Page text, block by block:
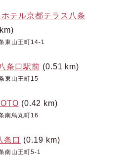
テル京都テラス八条
東山王町14-1
条口駅前 (0.51 km)
東山王町15
(0.42 km)
南烏丸町16
条口 (0.19 km)
南山王町5-1